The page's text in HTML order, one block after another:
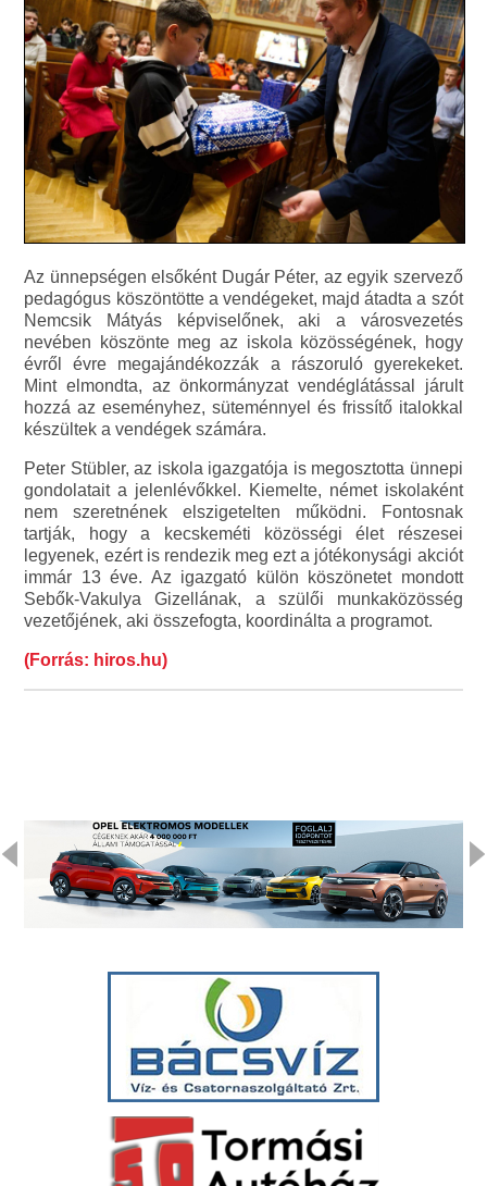
Az ünnepségen elsőként Dugár Péter, az egyik szervező
pedagógus köszöntötte a vendégeket, majd átadta a szót
Nemcsik Mátyás képviselőnek, aki a városvezetés
nevében köszönte meg az iskola közösségének, hogy
évről évre megajándékozzák a rászoruló gyerekeket.
Mint elmondta, az önkormányzat vendéglátással járult
hozzá az eseményhez, süteménnyel és frissítő italokkal
készültek a vendégek számára.
Peter Stübler, az iskola igazgatója is megosztotta ünnepi
gondolatait a jelenlévőkkel. Kiemelte, német iskolaként
nem szeretnének elszigetelten működni. Fontosnak
tartják, hogy a kecskeméti közösségi élet részesei
legyenek, ezért is rendezik meg ezt a jótékonysági akciót
immár 13 éve. Az igazgató külön köszönetet mondott
Sebők-Vakulya Gizellának, a szülői munkaközösség
vezetőjének, aki összefogta, koordinálta a programot.
(Forrás: hiros.hu)